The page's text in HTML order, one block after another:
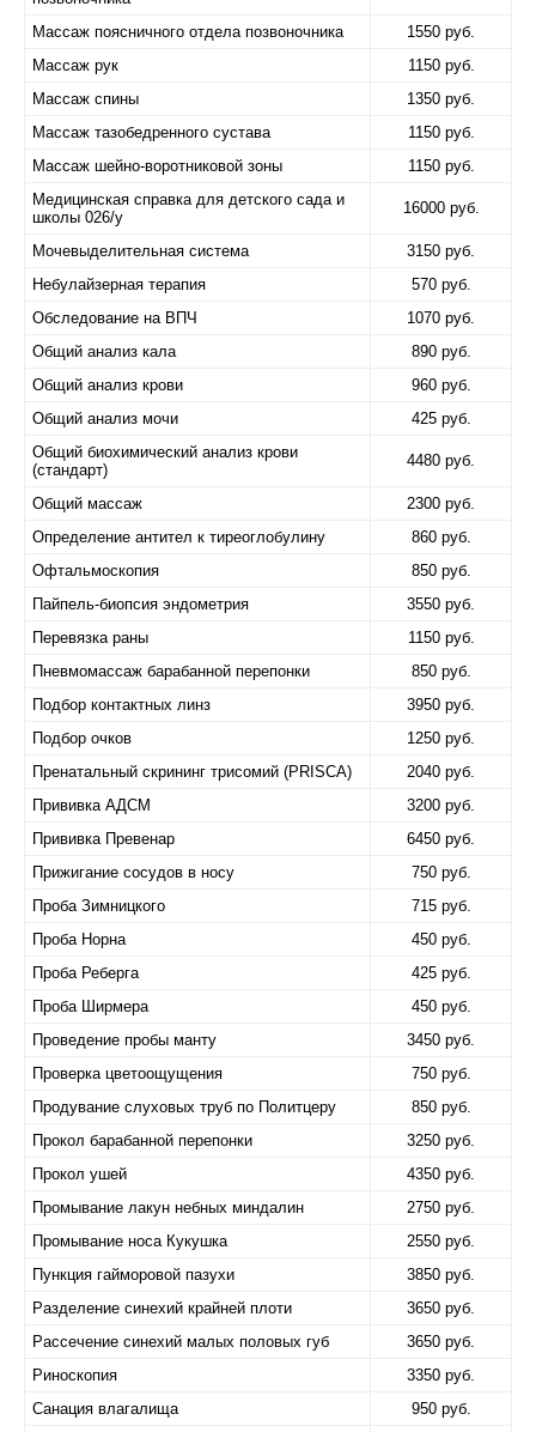
Массаж поясничного отдела позвоночника
1550 руб.
Массаж рук
1150 руб.
Массаж спины
1350 руб.
Массаж тазобедренного сустава
1150 руб.
Массаж шейно-воротниковой зоны
1150 руб.
Медицинская справка для детского сада и
школы 026/у
16000 руб.
Мочевыделительная система
3150 руб.
Небулайзерная терапия
570 руб.
Обследование на ВПЧ
1070 руб.
Общий анализ кала
890 руб.
Общий анализ крови
960 руб.
Общий анализ мочи
425 руб.
Общий биохимический анализ крови
(стандарт)
4480 руб.
Общий массаж
2300 руб.
Определение антител к тиреоглобулину
860 руб.
Офтальмоскопия
850 руб.
Пайпель-биопсия эндометрия
3550 руб.
Перевязка раны
1150 руб.
Пневмомассаж барабанной перепонки
850 руб.
Подбор контактных линз
3950 руб.
Подбор очков
1250 руб.
Пренатальный скрининг трисомий (PRISCA)
2040 руб.
Прививка АДСМ
3200 руб.
Прививка Превенар
6450 руб.
Прижигание сосудов в носу
750 руб.
Проба Зимницкого
715 руб.
Проба Норна
450 руб.
Проба Реберга
425 руб.
Проба Ширмера
450 руб.
Проведение пробы манту
3450 руб.
Проверка цветоощущения
750 руб.
Продувание слуховых труб по Политцеру
850 руб.
Прокол барабанной перепонки
3250 руб.
Прокол ушей
4350 руб.
Промывание лакун небных миндалин
2750 руб.
Промывание носа Кукушка
2550 руб.
Пункция гайморовой пазухи
3850 руб.
Разделение синехий крайней плоти
3650 руб.
Рассечение синехий малых половых губ
3650 руб.
Риноскопия
3350 руб.
Санация влагалища
950 руб.